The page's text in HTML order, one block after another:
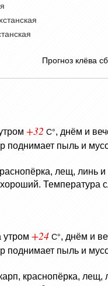
Прогноз клёва
+32 C°, днём и
поднимает пыль и
лещ, линь и
Температура
утром +24 C°, днём и
поднимает пыль и
краснопёрка, лещ,